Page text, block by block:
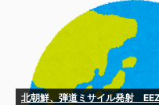
北朝鮮、弾道ミサイル発射